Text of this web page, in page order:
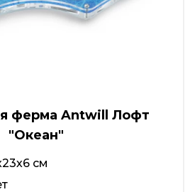
ферма Antwill Лофт
"Океан"
см